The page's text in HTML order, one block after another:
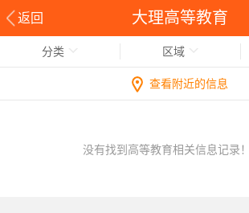
返回 大理高等教育
分类 区域
查看附近的信息
没有找到高等教育相关信息记录！